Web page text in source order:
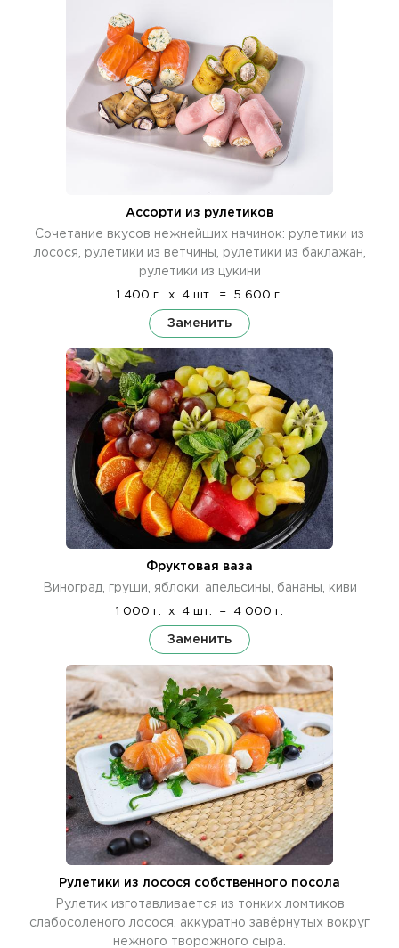
Ассорти из рулетиков
Сочетание вкусов нежнейших начинок: рулетики из
лосося, рулетики из ветчины, рулетики из баклажан,
рулетики из цукини
1 400 г. x 4 шт. = 5 600 г.
Заменить
Фруктовая ваза
Виноград, груши, яблоки, апельсины, бананы, киви
1 000 г. x 4 шт. = 4 000 г.
Заменить
Рулетики из лосося собственного посола
Рулетик изготавливается из тонких ломтиков
слабосоленого лосося, аккуратно завёрнутых вокруг
нежного творожного сыра.